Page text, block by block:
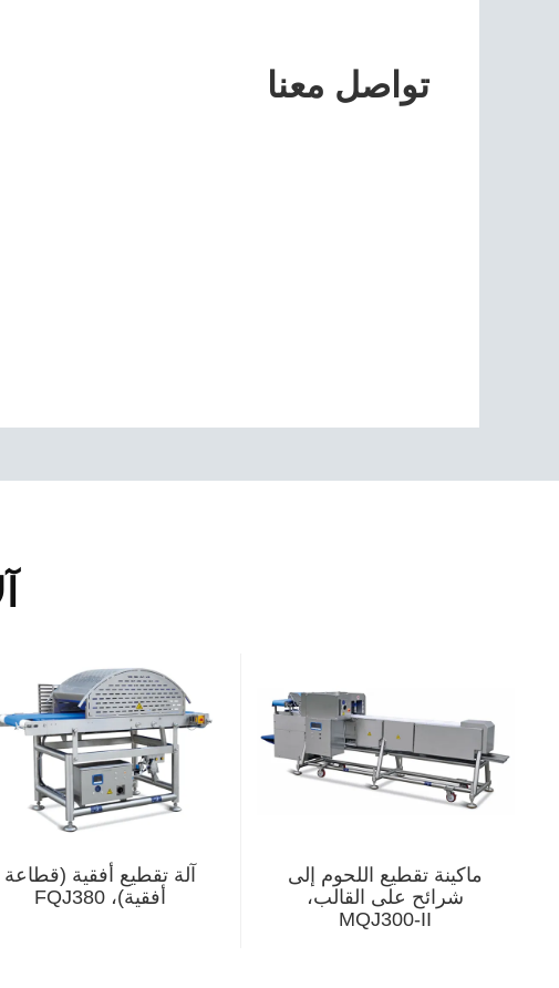
تواصل معنا
ماكينة تقطيع اللحوم إلى
شرائح على القالب،
MQJ300-II
آلة تقطيع أفقية (قطاعة
أفقية)، FQJ380